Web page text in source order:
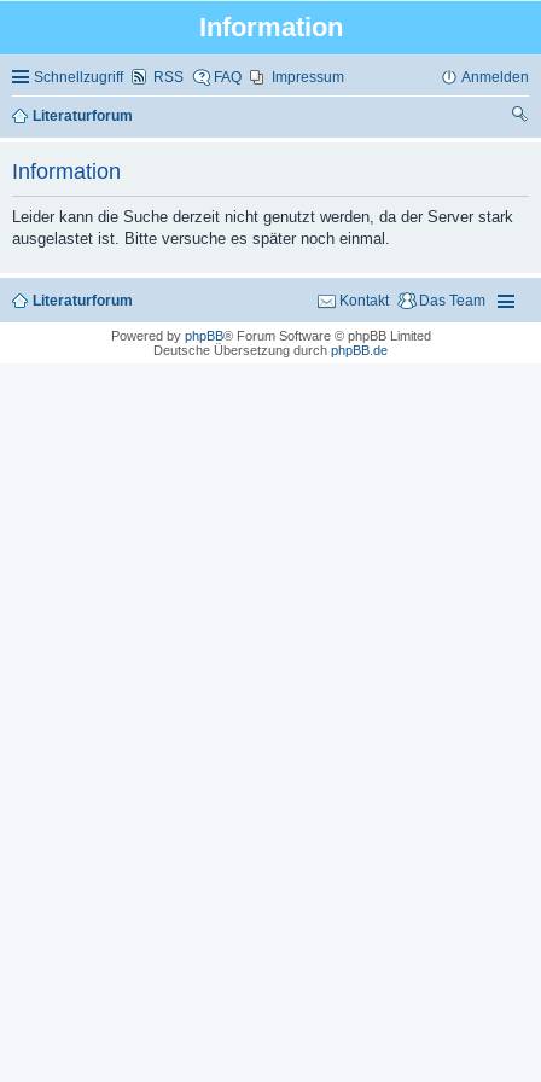
Information
Schnellzugriff RSS FAQ Impressum Anmelden
Literaturforum
Information
Leider kann die Suche derzeit nicht genutzt werden, da der Server stark
ausgelastet ist. Bitte versuche es später noch einmal.
Literaturforum Das Team
Kontakt
Powered by phpBB® Forum Software © phpBB Limited
Deutsche Übersetzung durch phpBB.de